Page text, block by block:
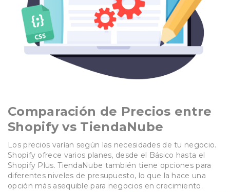
Comparación de Precios entre
Shopify vs TiendaNube
Los precios varían según las necesidades de tu negocio.
Shopify ofrece varios planes, desde el Básico hasta el
Shopify Plus. TiendaNube también tiene opciones para
diferentes niveles de presupuesto, lo que la hace una
opción más asequible para negocios en crecimiento.